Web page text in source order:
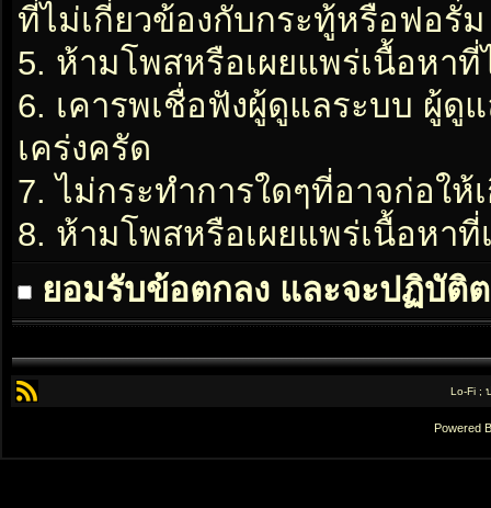
ที่ไม่เกี่ยวข้องกับกระทู้หรือฟอรั่ม
5. ห้ามโพสหรือเผยแพร่เนื้อหา
6. เคารพเชื่อฟังผู้ดูแลระบบ ผู้ดู
เคร่งครัด
7. ไม่กระทำการใดๆที่อาจก่อให้
8. ห้ามโพสหรือเผยแพร่เนื้อหา
ยอมรับข้อตกลง และจะปฏิบัติ
Lo-Fi ;
Powered